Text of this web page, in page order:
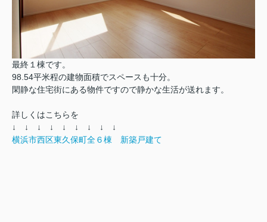
最終１棟です。
98.54平米程の建物面積でスペースも十分。
閑静な住宅街にある物件ですので静かな生活が送れます。
詳しくはこちらを
↓ ↓ ↓ ↓ ↓ ↓ ↓ ↓ ↓
横浜市西区東久保町全６棟 新築戸建て